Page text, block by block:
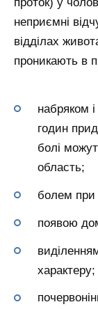
неприємні
відділах
проникають в
набряком
годин
болі
область;
болем при
появою
характеру;